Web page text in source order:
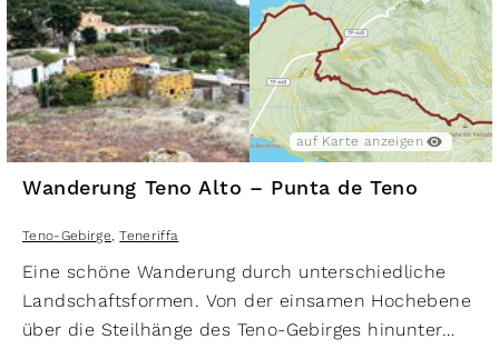
auf Karte anzeigen
Wanderung Teno Alto – Punta de Teno
Teno-Gebirge Teneriffa
Eine schöne Wanderung durch unterschiedliche
Landschaftsformen. Von der einsamen Hochebene
über die Steilhänge des Teno-Gebirges hinunter